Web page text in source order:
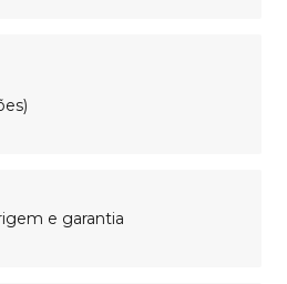
e garantia